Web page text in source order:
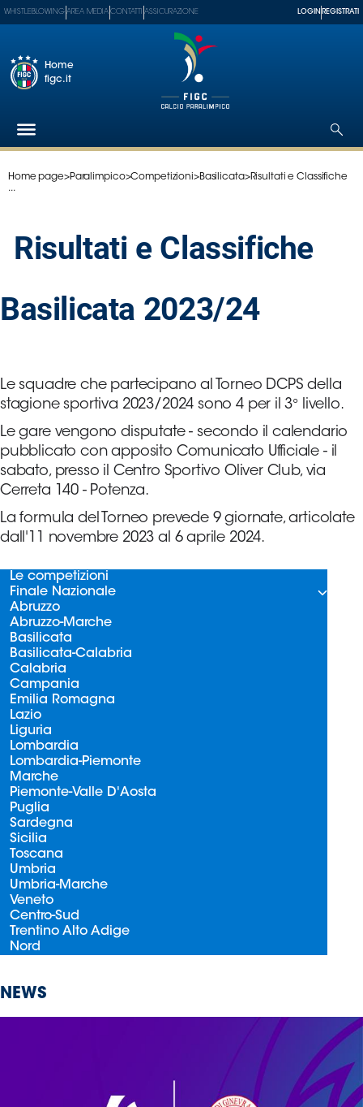
Federazione
Tecnici
Paralimpico
Serie
Femminile
Museo
del
Calcio
Shop
I
partner
nazionali
Assicurazione
Whistleblowing
Area
Media
Contatti
Assicurazione
Social media
WHISTLEBLOWING AREA MEDIA CONTATTI ASSICURAZIONE LOGIN REGISTRATI
Home
figc.it
Home page>Paralimpico>Competizioni>Basilicata>Risultati e Classifiche
...
Risultati e Classifiche
Basilicata 2023/24
Le squadre che partecipano al Torneo DCPS della
stagione sportiva 2023/2024 sono 4 per il 3° livello.
Le gare vengono disputate - secondo il calendario
pubblicato con apposito Comunicato Ufficiale - il
sabato, presso il Centro Sportivo Oliver Club, via
Cerreta 140 - Potenza.
La formula del Torneo prevede 9 giornate, articolate
dall'11 novembre 2023 al 6 aprile 2024.
Le competizioni
Finale Nazionale
Abruzzo
Abruzzo-Marche
Basilicata
Basilicata-Calabria
Calabria
Campania
Emilia Romagna
Lazio
Liguria
Lombardia
Lombardia-Piemonte
Marche
Piemonte-Valle D'Aosta
Puglia
Sardegna
Sicilia
Toscana
Umbria
Umbria-Marche
Veneto
Centro-Sud
Trentino Alto Adige
Nord
NEWS